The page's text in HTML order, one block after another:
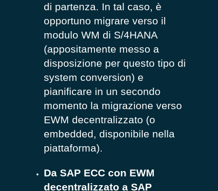
di partenza. In tal caso, è
opportuno migrare verso il
modulo WM di S/4HANA
(appositamente messo a
disposizione per questo tipo di
system conversion) e
pianificare in un secondo
momento la migrazione verso
EWM decentralizzato (o
embedded, disponibile nella
piattaforma).
Da SAP ECC con EWM
decentralizzato a SAP